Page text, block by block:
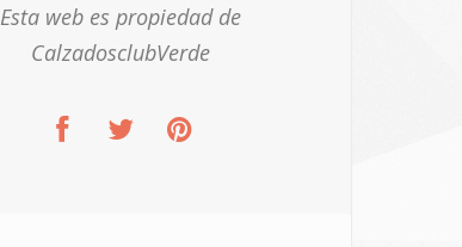
Esta web es propiedad de
CalzadosclubVerde